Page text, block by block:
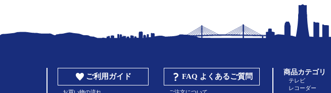
ご利用ガイド FAQ よくあるご質問
商品カテゴリ
テレビ
レコーダー